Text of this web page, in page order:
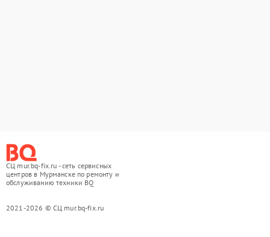
СЦ mur.bq-fix.ru - сеть сервисных
центров в Мурманске по ремонту и
обслуживанию техники BQ
2021-2026 © СЦ mur.bq-fix.ru